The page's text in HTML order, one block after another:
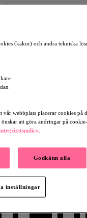
länk
länk
(kakor) och andra tekniska
webbplats placerar cookies på
att göra ändringar på
Godkänn alla
inställningar